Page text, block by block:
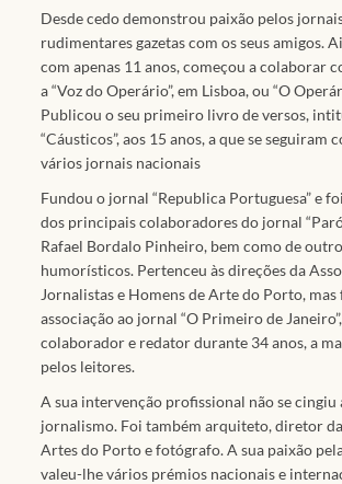
Desde cedo demonstrou paixão pelos
rudimentares gazetas com os seus amigos.
com apenas 11 anos, começou a colaborar
a “Voz do Operário”, em Lisboa, ou “O
Publicou o seu primeiro livro de versos,
“Cáusticos”, aos 15 anos, a que se seguiram
vários jornais nacionais
Fundou o jornal “Republica Portuguesa” e
dos principais colaboradores do jornal
Rafael Bordalo Pinheiro, bem como de
humorísticos. Pertenceu às direções da
Jornalistas e Homens de Arte do Porto, mas
associação ao jornal “O Primeiro de
colaborador e redator durante 34 anos, a
pelos leitores.
A sua intervenção profissional não se cingiu
jornalismo. Foi também arquiteto, diretor da
Artes do Porto e fotógrafo. A sua paixão
valeu-lhe vários prémios nacionais e